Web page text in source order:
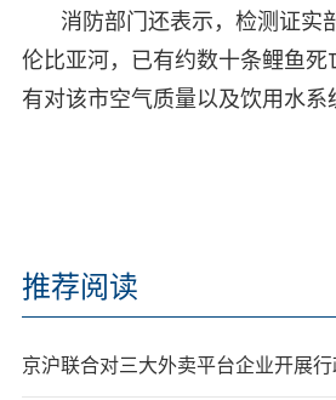
消防部门还表示，检测证实
伦比亚河，已有约数十条鲤鱼死
有对该市空气质量以及饮用水系
推荐阅读
京沪联合对三大外卖平台企业开展行